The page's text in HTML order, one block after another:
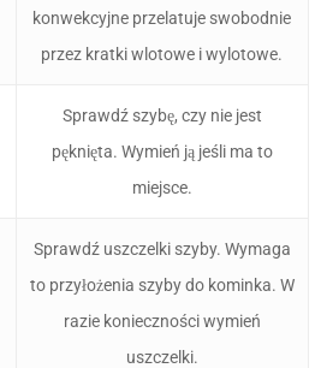
konwekcyjne przelatuje swobodnie
przez kratki wlotowe i wylotowe.
Sprawdź szybę, czy nie jest
pęknięta. Wymień ją jeśli ma to
miejsce.
Sprawdź uszczelki szyby. Wymaga
to przyłożenia szyby do kominka. W
razie konieczności wymień
uszczelki.